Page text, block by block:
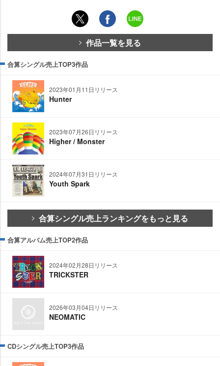
作品一覧を見る
合算シングル売上TOP3作品
2023年01月11日リリース
Hunter
2023年07月26日リリース
Higher / Monster
2024年07月31日リリース
Youth Spark
合算シングル売上ランキングをもっと見る
合算アルバム売上TOP2作品
2024年02月28日リリース
TRICKSTER
2026年03月04日リリース
NEOMATIC
CDシングル売上TOP3作品